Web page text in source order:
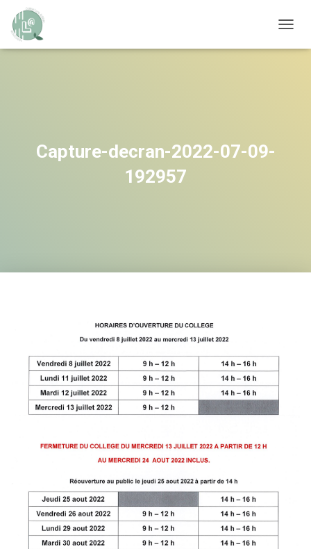
Capture-decran-2022-07-09-
192957